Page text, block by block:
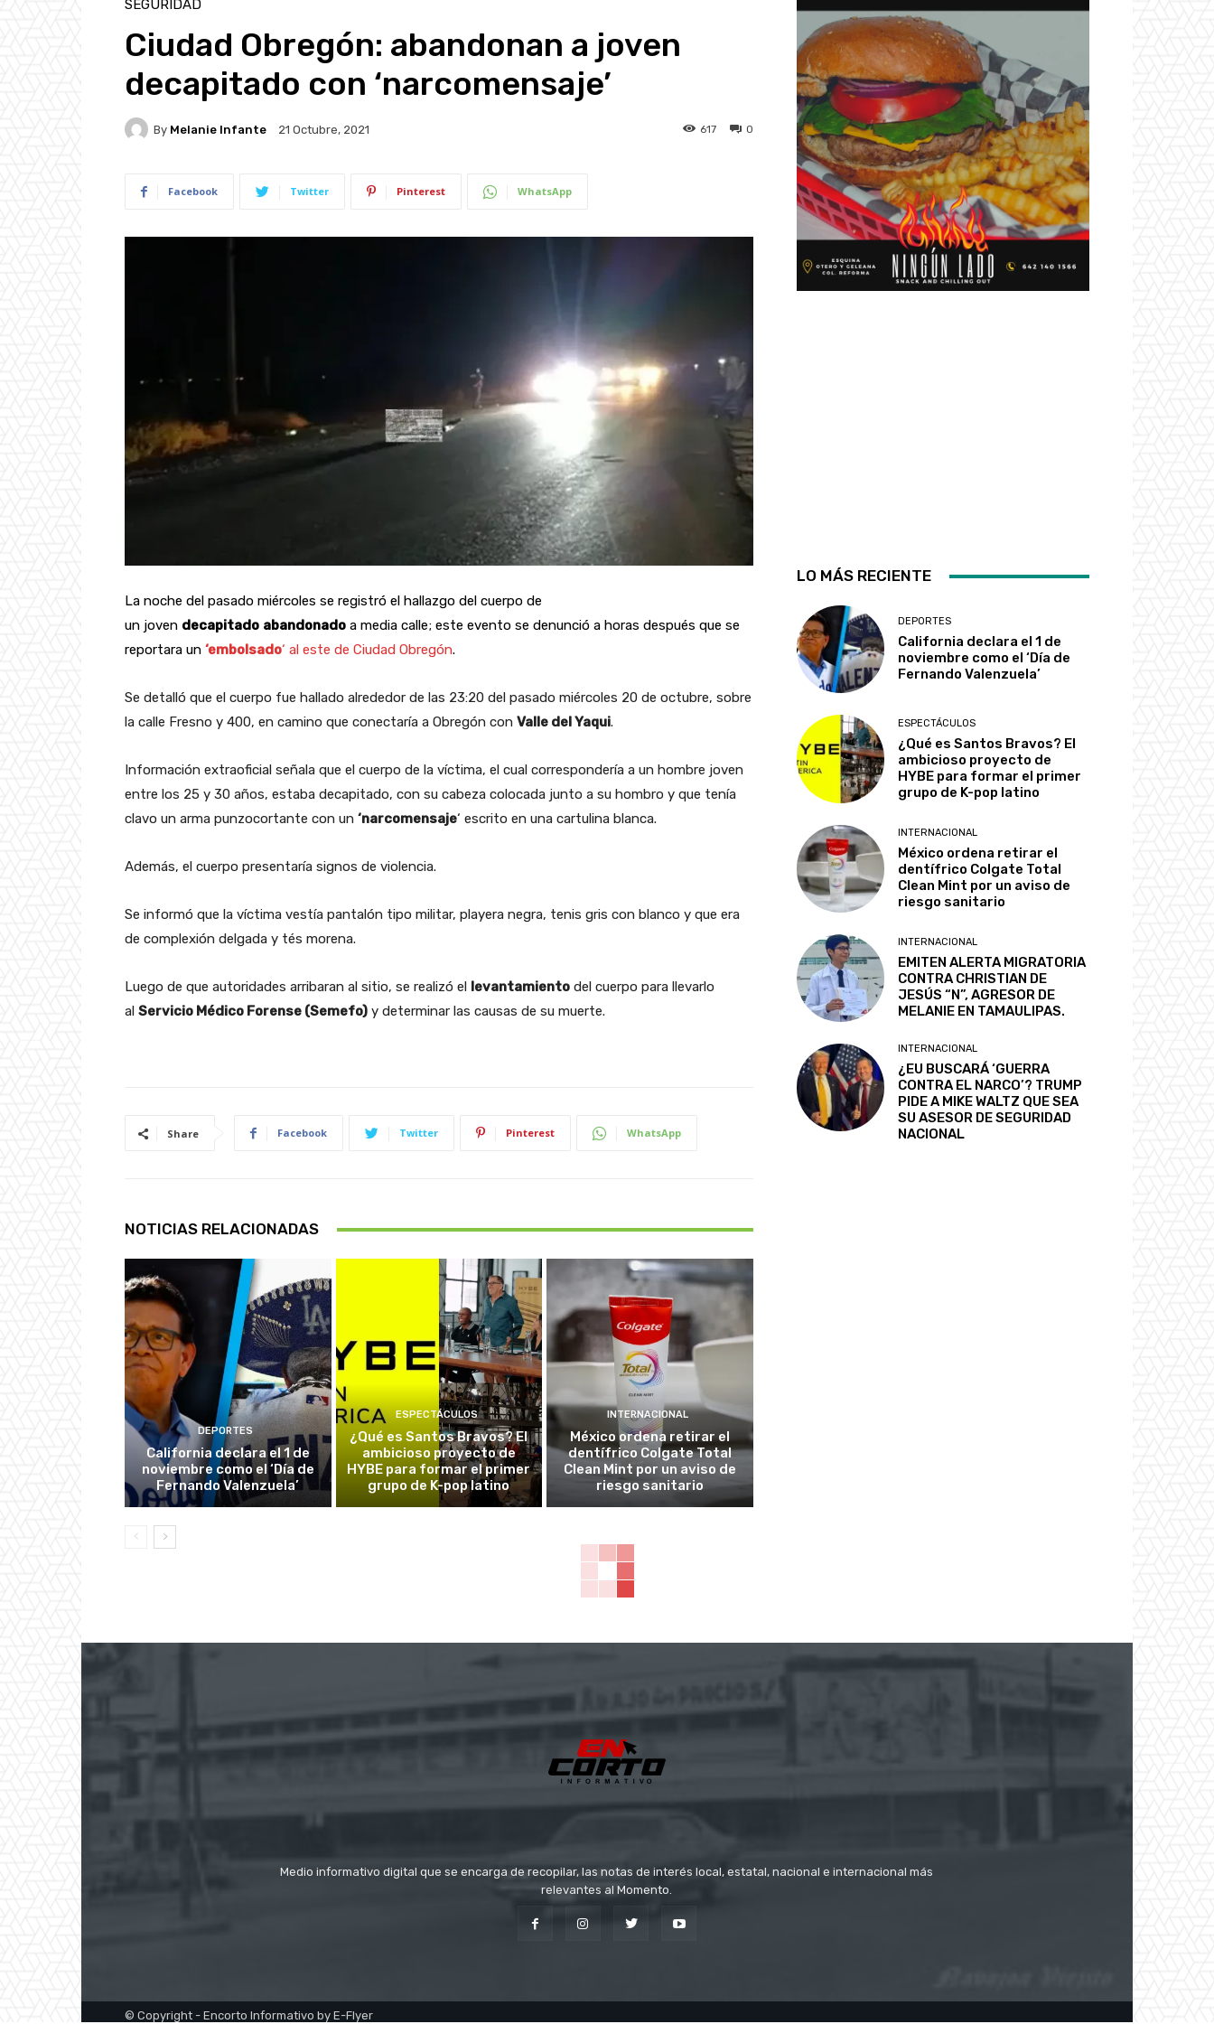
SEGURIDAD
Ciudad Obregón: abandonan a joven
decapitado con ‘narcomensaje’
By Melanie Infante 21 Octubre, 2021 0
617
Facebook Twitter Pinterest WhatsApp
La noche del pasado miércoles se registró el hallazgo del cuerpo de
un joven decapitado abandonado a media calle; este evento se denunció a horas después que se
reportara un ‘embolsado‘ al este de Ciudad Obregón.
Se detalló que el cuerpo fue hallado alrededor de las 23:20 del pasado miércoles 20 de octubre, sobre
la calle Fresno y 400, en camino que conectaría a Obregón con Valle del Yaqui.
Información extraoficial señala que el cuerpo de la víctima, el cual correspondería a un hombre joven
entre los 25 y 30 años, estaba decapitado, con su cabeza colocada junto a su hombro y que tenía
clavo un arma punzocortante con un ‘narcomensaje‘ escrito en una cartulina blanca.
Además, el cuerpo presentaría signos de violencia.
Se informó que la víctima vestía pantalón tipo militar, playera negra, tenis gris con blanco y que era
de complexión delgada y tés morena.
Luego de que autoridades arribaran al sitio, se realizó el levantamiento del cuerpo para llevarlo
al Servicio Médico Forense (Semefo) y determinar las causas de su muerte.
Share Facebook Twitter Pinterest WhatsApp
NOTICIAS RELACIONADAS
DEPORTES
California declara el 1 de
noviembre como el ‘Día de
Fernando Valenzuela’
ESPECTÁCULOS
¿Qué es Santos Bravos? El
ambicioso proyecto de
HYBE para formar el primer
grupo de K-pop latino
INTERNACIONAL
México ordena retirar el
dentífrico Colgate Total
Clean Mint por un aviso de
riesgo sanitario
LO MÁS RECIENTE
DEPORTES
California declara el 1 de
noviembre como el ‘Día de
Fernando Valenzuela’
ESPECTÁCULOS
¿Qué es Santos Bravos? El
ambicioso proyecto de
HYBE para formar el primer
grupo de K-pop latino
INTERNACIONAL
México ordena retirar el
dentífrico Colgate Total
Clean Mint por un aviso de
riesgo sanitario
INTERNACIONAL
EMITEN ALERTA MIGRATORIA
CONTRA CHRISTIAN DE
JESÚS “N”, AGRESOR DE
MELANIE EN TAMAULIPAS.
INTERNACIONAL
¿EU BUSCARÁ ‘GUERRA
CONTRA EL NARCO’? TRUMP
PIDE A MIKE WALTZ QUE SEA
SU ASESOR DE SEGURIDAD
NACIONAL
Medio informativo digital que se encarga de recopilar, las notas de interés local, estatal, nacional e internacional más
relevantes al Momento.
© Copyright - Encorto Informativo by E-Flyer